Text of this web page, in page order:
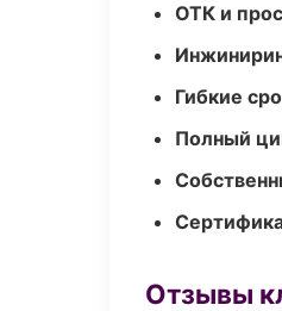
ОТК и
Гибкие
Полный
Отзывы